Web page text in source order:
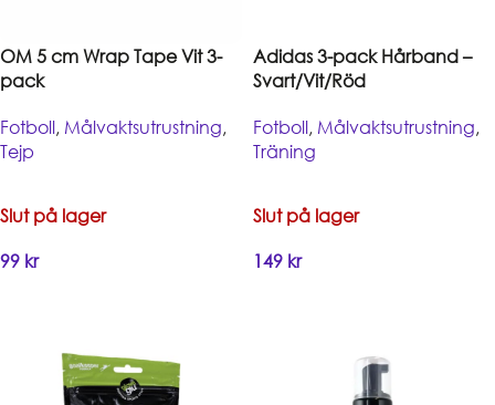
OM 5 cm Wrap Tape Vit 3-
pack
Fotboll, Målvaktsutrustning,
Tejp
Slut på lager
99 kr
Adidas 3-pack Hårband –
Svart/Vit/Röd
Fotboll, Målvaktsutrustning,
Träning
Slut på lager
149 kr